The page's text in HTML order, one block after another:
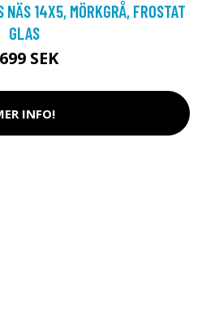
14X5, MÖRKGRÅ, FROSTAT
GLAS
SEK
INFO!